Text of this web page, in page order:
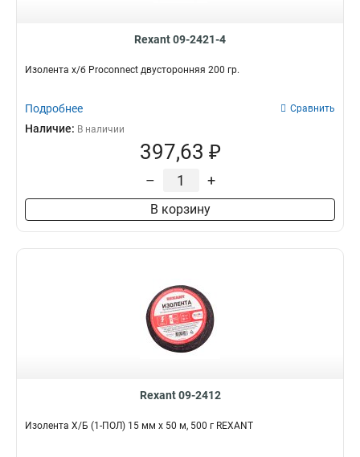
Rexant 09-2421-4
Изолента х/б Proconnect двусторонняя 200 гр.
Подробнее Сравнить
Наличие: В наличии
397,63 ₽
– +
В корзину
Rexant 09-2412
Изолента Х/Б (1-ПОЛ) 15 мм х 50 м, 500 г REXANT